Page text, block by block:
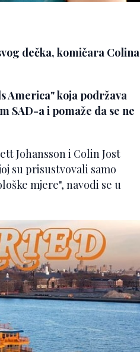
dečka, komičara Colina
America" koja podržava
SAD-a i pomaže da se ne
Johansson i Colin Jost
su prisustvovali samo
mjere", navodi se u